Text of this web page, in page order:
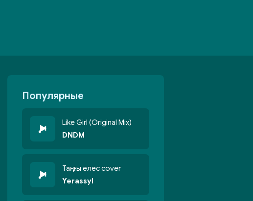
Популярные
Like Girl (Original Mix)
DNDM
Таңғы елес cover
Yerassyl